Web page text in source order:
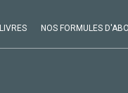
LIVRES NOS FORMULES